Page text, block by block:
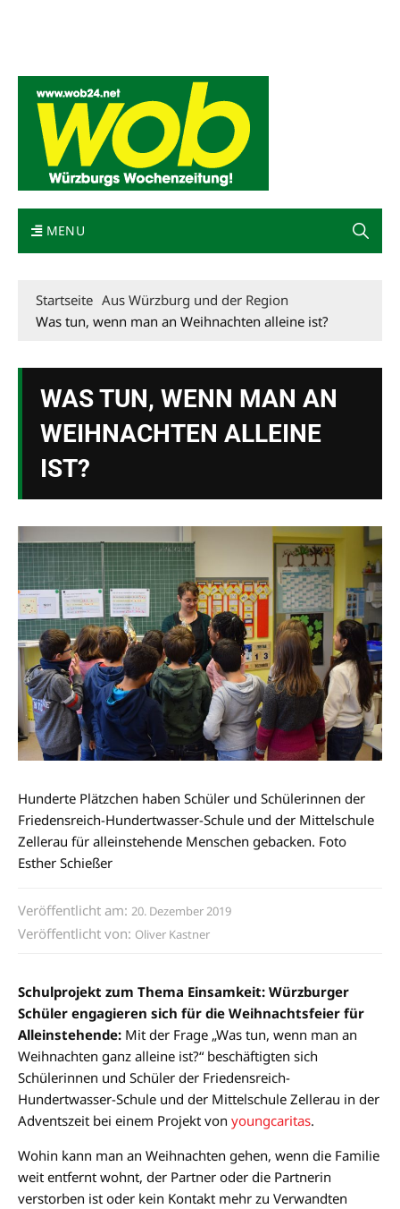
MENU
Startseite Aus Würzburg und der Region
Was tun, wenn man an Weihnachten alleine ist?
WAS TUN, WENN MAN AN
WEIHNACHTEN ALLEINE
IST?
Hunderte Plätzchen haben Schüler und Schülerinnen der
Friedensreich-Hundertwasser-Schule und der Mittelschule
Zellerau für alleinstehende Menschen gebacken. Foto
Esther Schießer
Veröffentlicht am: 20. Dezember 2019
Veröffentlicht von: Oliver Kastner
Schulprojekt zum Thema Einsamkeit: Würzburger
Schüler engagieren sich für die Weihnachtsfeier für
Alleinstehende: Mit der Frage „Was tun, wenn man an
Weihnachten ganz alleine ist?“ beschäftigten sich
Schülerinnen und Schüler der Friedensreich-
Hundertwasser-Schule und der Mittelschule Zellerau in der
Adventszeit bei einem Projekt von youngcaritas.
Wohin kann man an Weihnachten gehen, wenn die Familie
weit entfernt wohnt, der Partner oder die Partnerin
verstorben ist oder kein Kontakt mehr zu Verwandten